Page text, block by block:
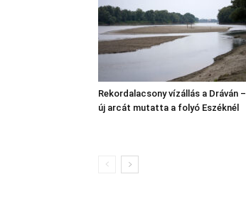
Rekordalacsony vízállás a Dráván –
új arcát mutatta a folyó Eszéknél